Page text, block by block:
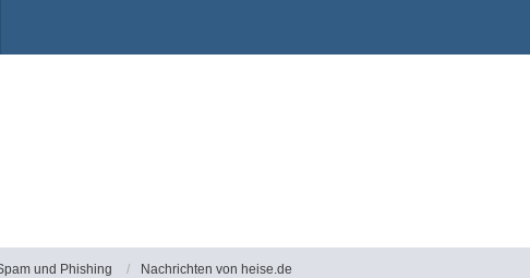
und Phishing Nachrichten von heise.de